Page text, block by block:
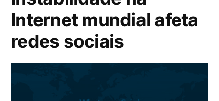
Internet mundial afeta
redes sociais